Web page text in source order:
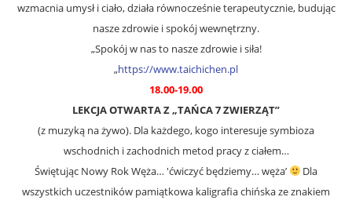
wzmacnia umysł i ciało, działa równocześnie terapeutycznie, budując
nasze zdrowie i spokój wewnętrzny.
„Spokój w nas to nasze zdrowie i siła!
„https://www.taichichen.pl
18.00-19.00
LEKCJA OTWARTA Z „TAŃCA 7 ZWIERZĄT”
(z muzyką na żywo). Dla każdego, kogo interesuje symbioza
wschodnich i zachodnich metod pracy z ciałem…
Świętując Nowy Rok Węża… 'ćwiczyć będziemy… węża’
Dla
wszystkich uczestników pamiątkowa kaligrafia chińska ze znakiem